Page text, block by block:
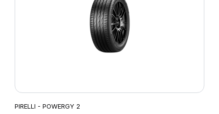
PIRELLI - POWERGY 2